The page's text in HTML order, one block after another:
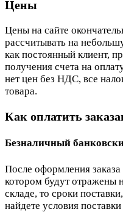
Цены
Цены на сайте
рассчитывать на
как постоянный клиент,
получения счета на
нет цен без НДС, все
товара.
Как оплатить
Безналичный
После оформления заказа
котором будут отражены
складе, то сроки
найдете условия